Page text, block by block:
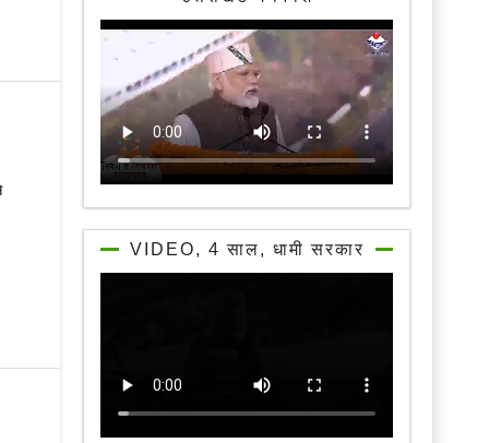
VIDEO, 4 साल, धामी सरकार